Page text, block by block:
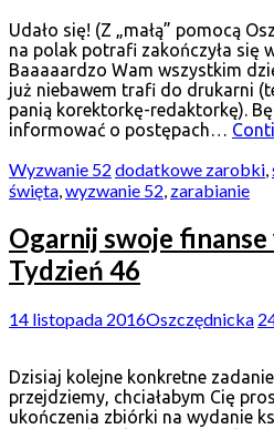
Udało się! (Z „małą” pomocą
na polak potrafi zakończyła się
Baaaaardzo Wam wszystkim
już niebawem trafi do drukarni
panią korektorkę-redaktorkę).
informować o postępach…
Wyzwanie 52 dodatkowe zarobki
święta wyzwanie 52 zarabianie
Ogarnij swoje
Tydzień 46
14 listopada 2016Oszczędnicka
Dzisiaj kolejne konkretne
przejdziemy, chciałabym Cię
ukończenia zbiórki na wydanie